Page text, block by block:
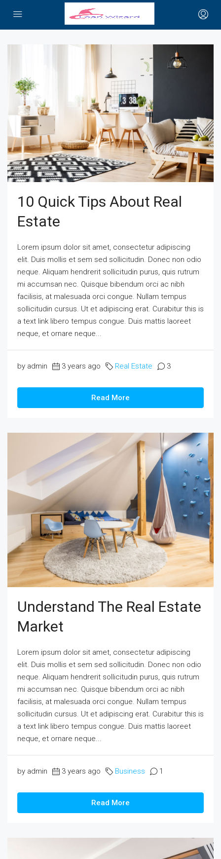
10 Quick Tips About Real
Estate
Lorem ipsum dolor sit amet, consectetur adipiscing
elit. Duis mollis et sem sed sollicitudin. Donec non odio
neque. Aliquam hendrerit sollicitudin purus, quis rutrum
mi accumsan nec. Quisque bibendum orci ac nibh
facilisis, at malesuada orci congue. Nullam tempus
sollicitudin cursus. Ut et adipiscing erat. Curabitur this is
a text link libero tempus congue. Duis mattis laoreet
neque, et ornare neque...
by admin 3 years ago Real Estate 3
Read More
Understand The Real Estate
Market
Lorem ipsum dolor sit amet, consectetur adipiscing
elit. Duis mollis et sem sed sollicitudin. Donec non odio
neque. Aliquam hendrerit sollicitudin purus, quis rutrum
mi accumsan nec. Quisque bibendum orci ac nibh
facilisis, at malesuada orci congue. Nullam tempus
sollicitudin cursus. Ut et adipiscing erat. Curabitur this is
a text link libero tempus congue. Duis mattis laoreet
neque, et ornare neque...
by admin 3 years ago Business 1
Read More